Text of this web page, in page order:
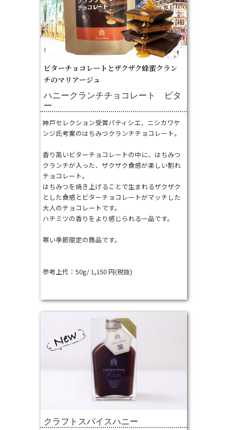
ビターチョコレートとザクザク蜂蜜クラン
チのマリアージュ
ハニークランチチョコレート ビタ
ー
神戸セレクション受賞パティシエ、ニシカワケ
ンジ氏考案のはちみつクランチチョコレート。
香り高いビターチョコレートの中に、はちみつ
クランチが入った、ザクザク食感が楽しい割れ
チョコレート。
はちみつを焼き上げることで生まれるザクザク
とした食感とビターチョコレートがマッチした
大人のチョコレートです。
ハチミツの香りをより感じられる一品です。
寒い季節限定の商品です。
参考上代：50g/ 1,150 円(税抜)
クラフトスパイスハニー